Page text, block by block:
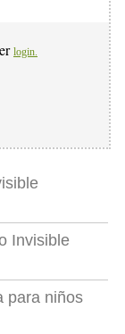
login.
Invisible
para niños